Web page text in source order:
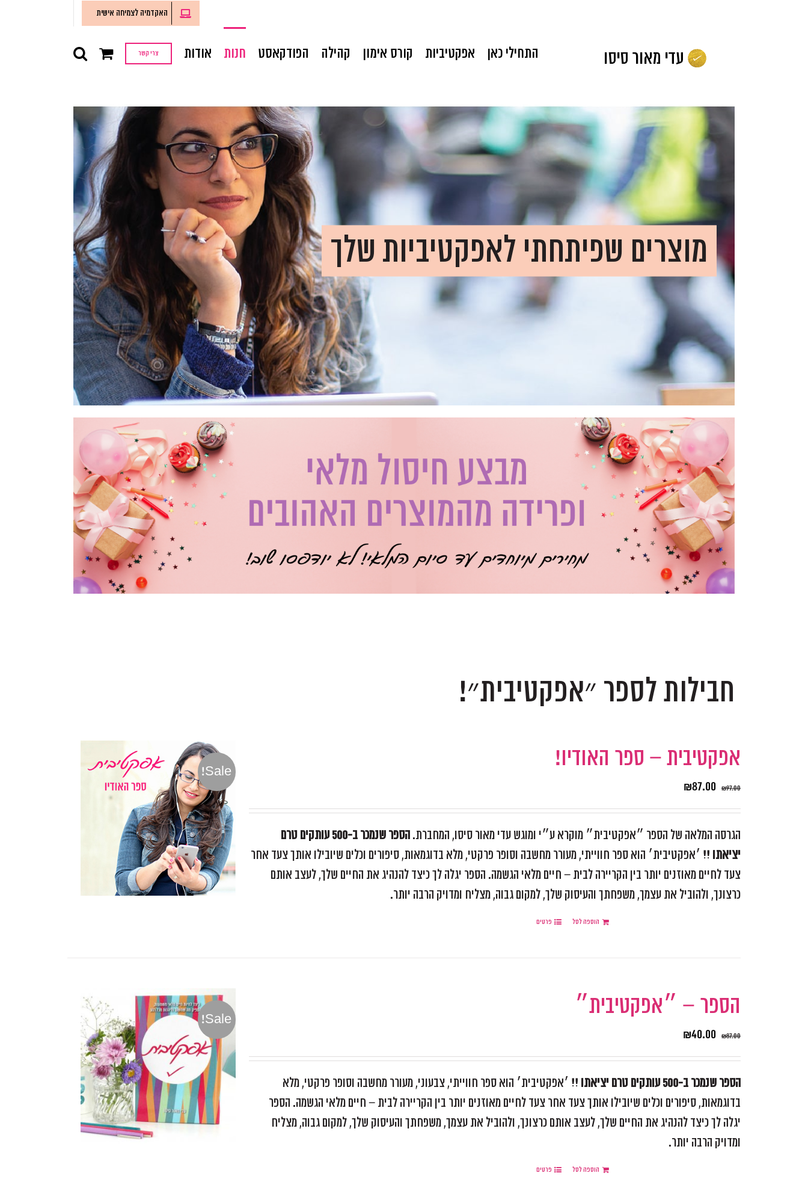
האקדמיה לצמיחה אישית
התחילי כאן אפקטיביות קורס אימון קהילה הפודקאסט חנות אודות צרי קשר
מוצרים שפיתחתי לאפקטיביות שלך
חבילות לספר ״אפקטיבית״!
Sale!
אפקטיבית – ספר האודיו!
₪97.00
₪87.00
הגרסה המלאה של הספר ״אפקטיבית״ מוקרא ע״י ומוגש עדי מאור סיסו, המחברת.
הספר שנמכר ב-500 עותקים טרם
יציאתו !! ׳אפקטיבית׳ הוא ספר חווייתי, מעורר מחשבה וסופר פרקטי, מלא בדוגמאות, סיפורים וכלים שיובילו אותך צעד אחר
צעד לחיים מאוזנים יותר בין הקריירה לבית – חיים מלאי הגשמה. הספר יגלה לך כיצד להנהיג את החיים שלך, לעצב אותם
כרצונך, ולהוביל את עצמך, משפחתך והעיסוק שלך, למקום גבוה, מצליח ומדויק הרבה יותר.
הוספה לסל פרטים
Sale!
הספר – ״אפקטיבית״
₪87.00
₪40.00
הספר שנמכר ב-500 עותקים טרם יציאתו !!
׳אפקטיבית׳ הוא ספר חווייתי, צבעוני, מעורר מחשבה וסופר פרקטי, מלא
בדוגמאות, סיפורים וכלים שיובילו אותך צעד אחר צעד לחיים מאוזנים יותר בין הקריירה לבית – חיים מלאי הגשמה. הספר
יגלה לך כיצד להנהיג את החיים שלך, לעצב אותם כרצונך, ולהוביל את עצמך, משפחתך והעיסוק שלך, למקום גבוה, מצליח
ומדויק הרבה יותר.
הוספה לסל פרטים